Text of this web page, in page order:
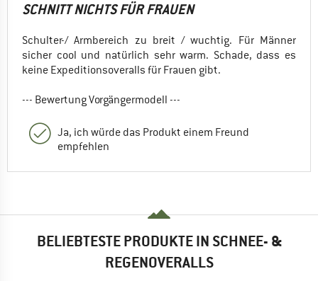
SCHNITT NICHTS FÜR FRAUEN
Schulter-/ Armbereich zu breit / wuchtig. Für Männer
sicher cool und natürlich sehr warm. Schade, dass es
keine Expeditionsoveralls für Frauen gibt.
--- Bewertung Vorgängermodell ---
Ja, ich würde das Produkt einem Freund
empfehlen
BELIEBTESTE PRODUKTE IN SCHNEE- &
REGENOVERALLS